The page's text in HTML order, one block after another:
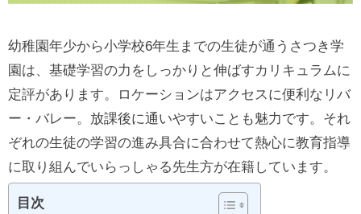
幼稚園年少から小学校6年生までの生徒が通うさつき学
園は、基礎学習の力をしっかりと伸ばすカリキュラムに
定評があります。ロケーションはアクセスに便利なリバ
ー・バレー。放課後に通いやすいことも魅力です。それ
ぞれの生徒の学習の進み具合に合わせて熱心に教育指導
に取り組んでいらっしゃる先生方が在籍しています。
目次